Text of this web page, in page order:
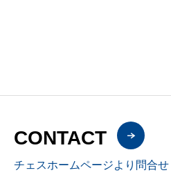
CONTACT
チェスホームページより問合せ